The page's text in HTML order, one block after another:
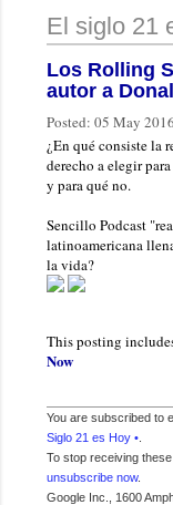
El siglo 21
Los Rolling
autor a
Posted: 05 May
¿En qué consiste la
derecho a elegir
y para qué no.
Sencillo Podcast
latinoamericana
la vida?
This posting
Now
You are subscribed to
Siglo 21 es Hoy •
To stop receiving
unsubscribe now.
Google Inc., 1600